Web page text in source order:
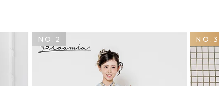
NO.2 NO.3